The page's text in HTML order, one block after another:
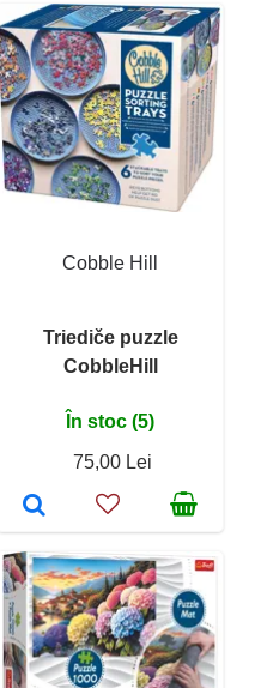
Cobble Hill
Triediče puzzle
CobbleHill
În stoc (5)
75,00 Lei